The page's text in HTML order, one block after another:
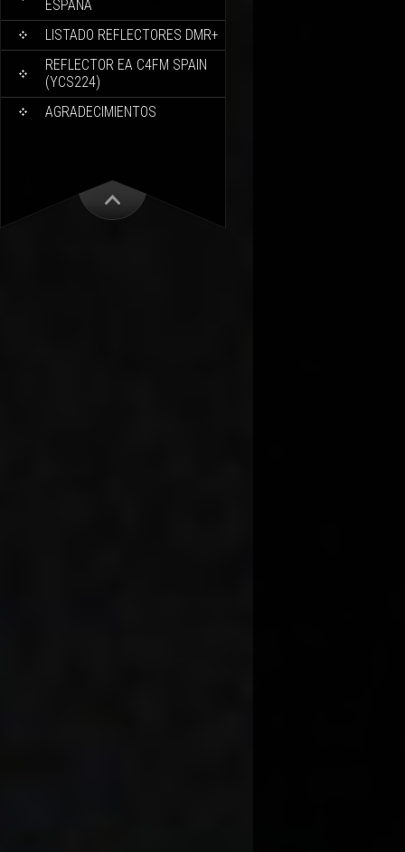
ESPAÑA
LISTADO REFLECTORES DMR+
REFLECTOR EA C4FM SPAIN
(YCS224)
AGRADECIMIENTOS